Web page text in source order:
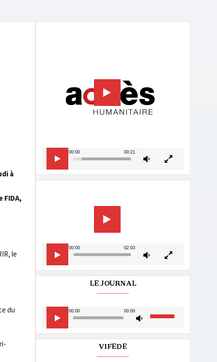
à
FIDA,
le
du
00:00 00:21
00:00 02:03
LE JOURNAL
audio
00:00 00:00
flèches
VIFEDE